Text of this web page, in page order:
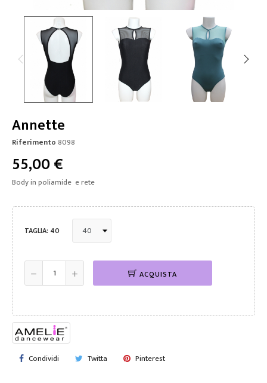
Annette
Riferimento 8098
55,00 €
Body in poliamide e rete
TAGLIA: 40
ACQUISTA
Condividi Twitta Pinterest